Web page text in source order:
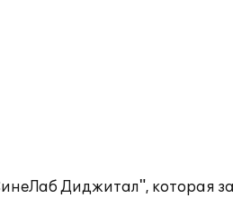
Диджитал", которая